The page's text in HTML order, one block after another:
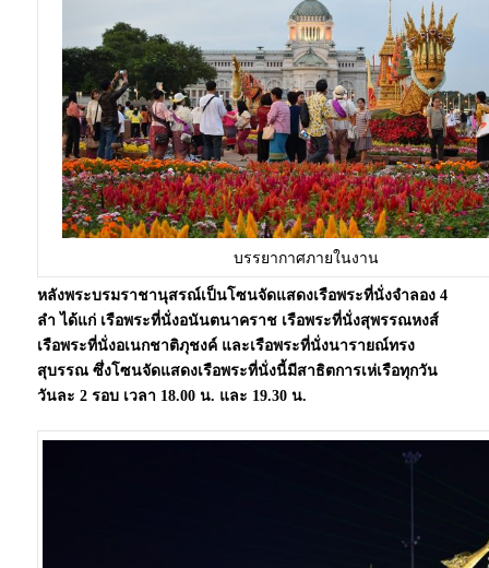
บรรยากาศภายในงาน
หลังพระบรมราชานุสรณ์เป็นโซนจัดแสดงเรือพระที่นั่งจำลอง 4
ลำ ได้แก่ เรือพระที่นั่งอนันตนาคราช เรือพระที่นั่งสุพรรณหงส์
เรือพระที่นั่งอเนกชาติภุชงค์ และเรือพระที่นั่งนารายณ์ทรง
สุบรรณ ซึ่งโซนจัดแสดงเรือพระที่นั่งนี้มีสาธิตการเห่เรือทุกวัน
วันละ 2 รอบ เวลา 18.00 น. และ 19.30 น.